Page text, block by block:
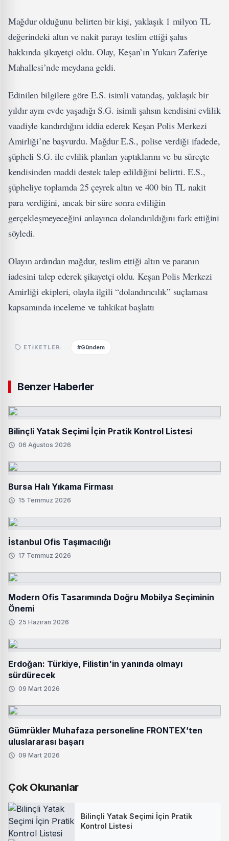
Mağdur olduğunu belirten bir kişi, yaklaşık 1 milyon TL
değerindeki altın ve nakit parayı teslim ettiği şahıs
hakkında şikayetçi oldu. Olay, Keşan’ın Yukarı Zaferiye
Mahallesi’nde meydana geldi.
Edinilen bilgilere göre E.S. isimli vatandaş, yaklaşık bir
yıldır aynı evde yaşadığı S.G. isimli şahsın kendisini evlilik
vaadiyle kandırdığını iddia ederek Keşan Polis Merkezi
Amirliği’ne başvurdu. Mağdur E.S., polise verdiği ifadede,
şüpheli S.G. ile evlilik planları yaptıklarını ve bu süreçte
kendisinden maddi destek talep edildiğini belirtti. E.S.,
şüpheliye toplamda 25 çeyrek altın ve 400 bin TL nakit
para verdiğini, ancak bir süre sonra evliliğin
gerçekleşmeyeceğini anlayınca dolandırıldığını fark ettiğini
söyledi.
Olayın ardından mağdur, teslim ettiği altın ve paranın
iadesini talep ederek şikayetçi oldu. Keşan Polis Merkezi
Amirliği ekipleri, olayla ilgili “dolandırıcılık” suçlaması
kapsamında inceleme ve tahkikat başlattı
ETIKETLER: #Gündem
Benzer Haberler
Bilinçli Yatak Seçimi İçin Pratik Kontrol Listesi
06 Ağustos 2026
Bursa Halı Yıkama Firması
15 Temmuz 2026
İstanbul Ofis Taşımacılığı
17 Temmuz 2026
Modern Ofis Tasarımında Doğru Mobilya Seçiminin
Önemi
25 Haziran 2026
Erdoğan: Türkiye, Filistin'in yanında olmayı
sürdürecek
09 Mart 2026
Gümrükler Muhafaza personeline FRONTEX’ten
uluslararası başarı
09 Mart 2026
Çok Okunanlar
Bilinçli Yatak Seçimi İçin Pratik
Kontrol Listesi